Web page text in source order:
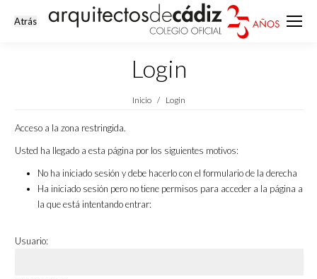
Login
Estás aquí:
Inicio Login
Acceso a la zona restringida.
Usted ha llegado a esta página por los siguientes motivos:
No ha iniciado sesión y debe hacerlo con el formulario de la derecha
Ha iniciado sesión pero no tiene permisos para acceder a la página a
la que está intentando entrar:
Usuario: